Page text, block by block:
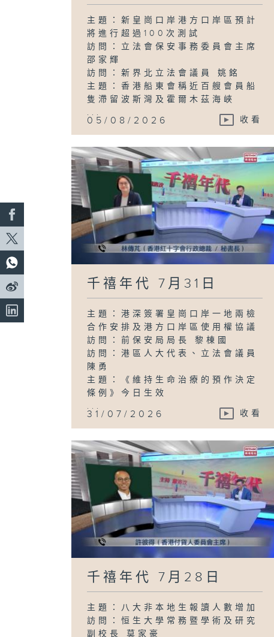
主題：新皇崗口岸港方口岸區預計
將進行超過100次測試
訪問：立法會保安事務委員會主席
邵家輝
訪問：新界北立法會議員 姚銘
主題：香港船東會稱近百艘會員船
隻滯留波斯灣及霍爾木茲海峽
...
05/08/2026 收看
千禧年代 7月31日
主題：港深簽署皇崗口岸一地兩檢
合作安排及港方口岸區使用權協議
訪問：前保安局局長 黎棟國
訪問：港區人大代表、立法會議員
陳勇
主題：《維持生命治療的預作決定
條例》今日生效
...
31/07/2026 收看
千禧年代 7月28日
主題：八大非本地生報讀人數增加
訪問：恒生大學常務暨學術及研究
副校長 莫家豪